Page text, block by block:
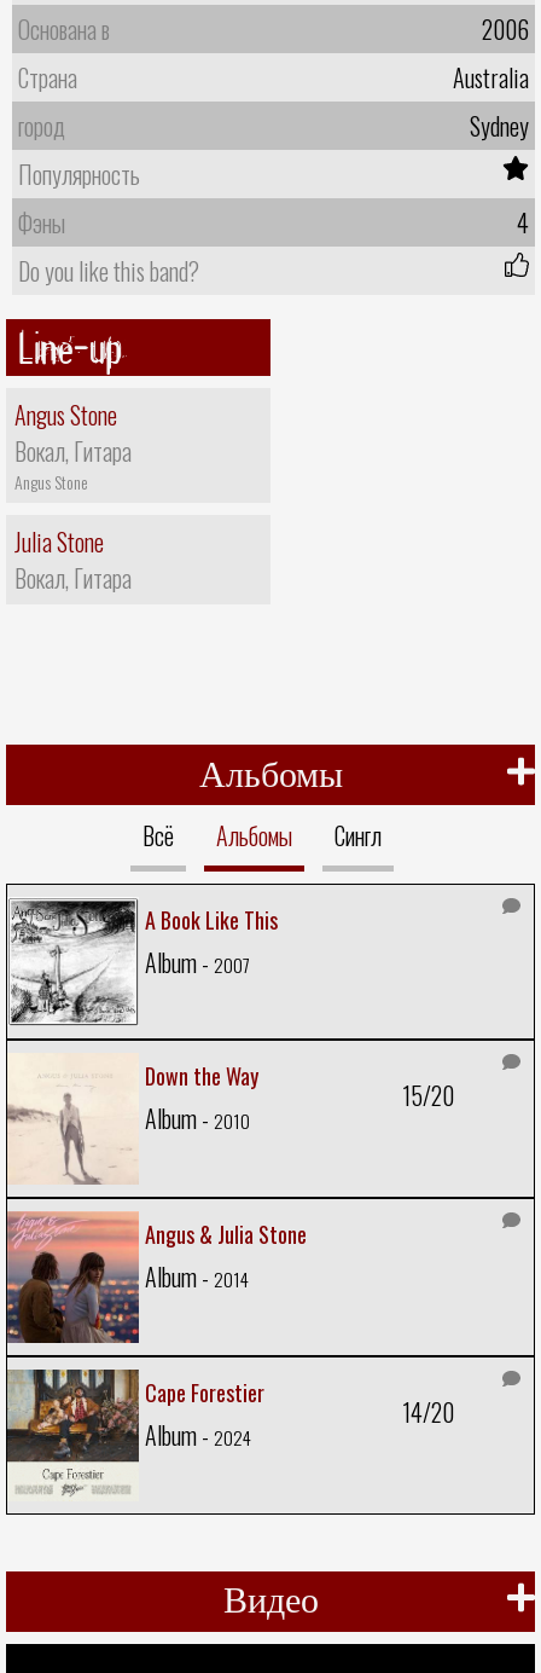
Основана в
2006
Страна
Australia
город
Sydney
Популярность
Фэны
4
Do you like this band?
Line-up
Angus Stone
Вокал, Гитара
Angus Stone
Julia Stone
Вокал, Гитара
Альбомы
Всё Альбомы Сингл
A Book Like This
Album - 2007
Down the Way
Album - 2010
15/20
Angus & Julia Stone
Album - 2014
Cape Forestier
Album - 2024
14/20
Видео